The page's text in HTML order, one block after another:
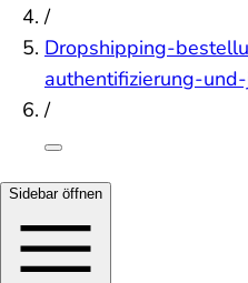
/
Dropshipping-
authentifizierung-
/
Sidebar öffnen